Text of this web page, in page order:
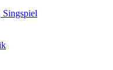
Singspiel